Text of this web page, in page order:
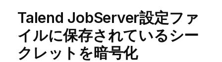
Talend JobServer設定ファ
イルに保存されているシー
クレットを暗号化